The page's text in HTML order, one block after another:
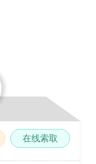
在线索取